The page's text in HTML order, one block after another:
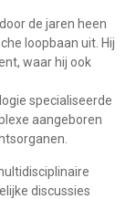
de jaren heen
loopbaan uit. Hij
waar hij ook
specialiseerde
aangeboren
discussies